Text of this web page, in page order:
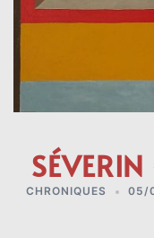
CHRONIQUES 05/